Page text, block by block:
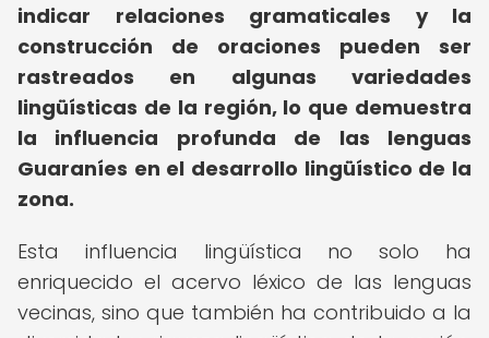
indicar relaciones gramaticales y la
construcción de oraciones pueden ser
rastreados en algunas variedades
lingüísticas de la región, lo que demuestra
la influencia profunda de las lenguas
Guaraníes en el desarrollo lingüístico de la
zona.
Esta influencia lingüística no solo ha
enriquecido el acervo léxico de las lenguas
vecinas, sino que también ha contribuido a la